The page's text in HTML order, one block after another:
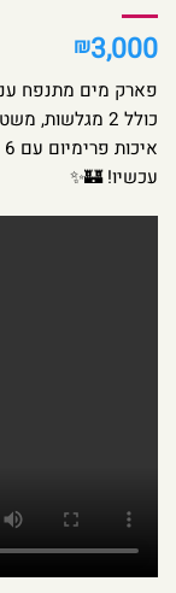
₪3,000
עכשיו! 🏰✨